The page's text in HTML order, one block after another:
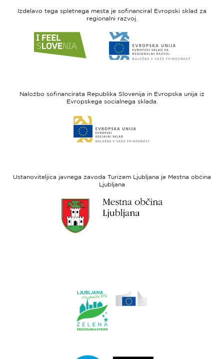
Izdelavo tega spletnega mesta je sofinanciral Evropski sklad za
regionalni razvoj.
do
spletne
Slovenia
do
spletne
-
regionalni
Naložbo sofinancirata Republika Slovenija in Evropska unija iz
Evropskega socialnega sklada.
do
spletne
sklad
Ustanoviteljica javnega zavoda Turizem Ljubljana je Mestna občina
Ljubljana
spletne